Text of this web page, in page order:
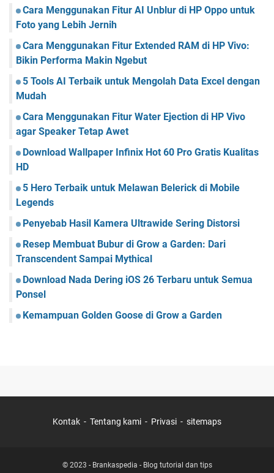
Cara Menggunakan Fitur AI Unblur di HP Oppo untuk
Foto yang Lebih Jernih
Cara Menggunakan Fitur Extended RAM di HP Vivo:
Bikin Performa Makin Ngebut
5 Tools AI Terbaik untuk Mengolah Data Excel dengan
Mudah
Cara Menggunakan Fitur Water Ejection di HP Vivo
agar Speaker Tetap Awet
Download Wallpaper Infinix Hot 60 Pro Gratis Kualitas
HD
5 Hero Terbaik untuk Melawan Belerick di Mobile
Legends
Penyebab Hasil Kamera Ultrawide Sering Distorsi
Resep Membuat Bubur di Grow a Garden: Dari
Transcendent Sampai Mythical
Download Nada Dering iOS 26 Terbaru untuk Semua
Ponsel
Kemampuan Golden Goose di Grow a Garden
Kontak Tentang kami Privasi sitemaps
© 2023 - Brankaspedia - Blog tutorial dan tips